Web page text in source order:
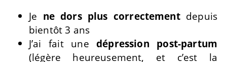
Je ne dors plus correctementdepuis
bientôt 3 ans
J’ai fait unedépression post-partum
(légère heureusement, et c’est la